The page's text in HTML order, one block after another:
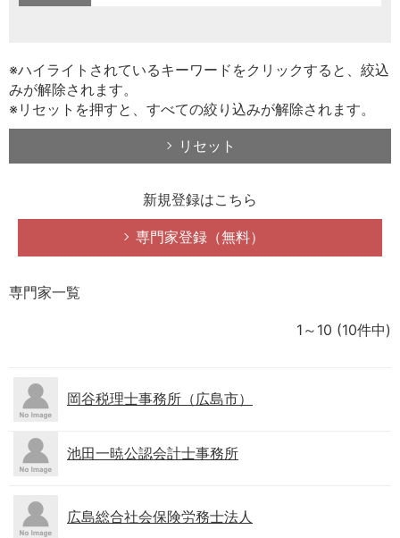
※ハイライトされているキーワードをクリックすると、絞込
みが解除されます。
※リセットを押すと、すべての絞り込みが解除されます。
リセット
新規登録はこちら
専門家登録（無料）
専門家一覧
1～10 (10件中)
岡谷税理士事務所（広島市）
池田一暁公認会計士事務所
広島総合社会保険労務士法人